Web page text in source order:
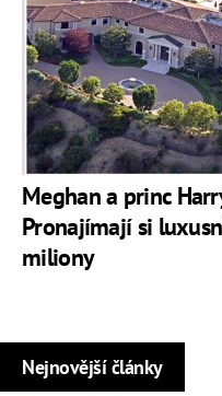
Meghan a princ
Pronajímají si
miliony
Nejnovější články